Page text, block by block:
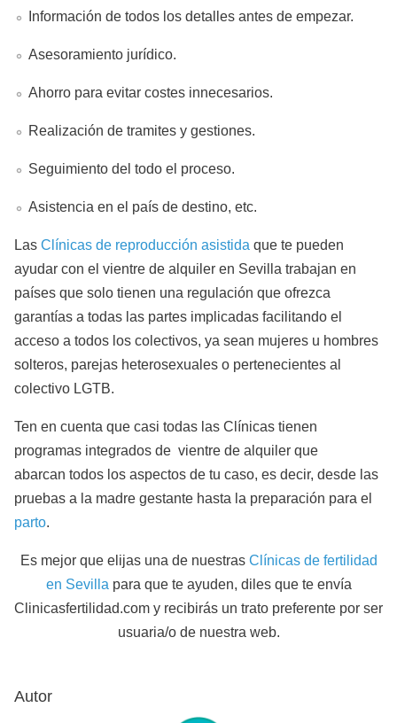
Información de todos los detalles antes de empezar.
Asesoramiento jurídico.
Ahorro para evitar costes innecesarios.
Realización de tramites y gestiones.
Seguimiento del todo el proceso.
Asistencia en el país de destino, etc.
Las Clínicas de reproducción asistida que te pueden
ayudar con el vientre de alquiler en Sevilla trabajan en
países que solo tienen una regulación que ofrezca
garantías a todas las partes implicadas facilitando el
acceso a todos los colectivos, ya sean mujeres u hombres
solteros, parejas heterosexuales o pertenecientes al
colectivo LGTB.
Ten en cuenta que casi todas las Clínicas tienen
programas integrados de vientre de alquiler que
abarcan todos los aspectos de tu caso, es decir, desde las
pruebas a la madre gestante hasta la preparación para el
parto.
Es mejor que elijas una de nuestras Clínicas de fertilidad
en Sevilla para que te ayuden, diles que te envía
Clinicasfertilidad.com y recibirás un trato preferente por ser
usuaria/o de nuestra web.
Autor